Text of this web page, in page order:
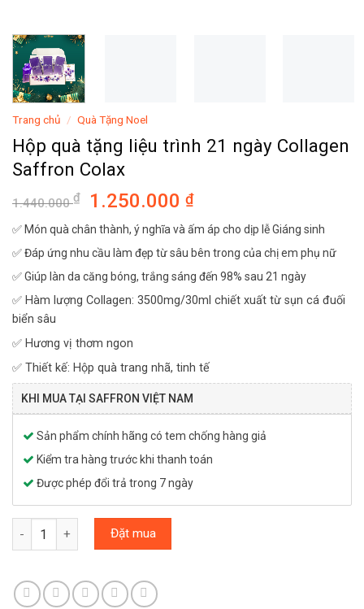
Trang chủ / Quà Tặng Noel
Hộp quà tặng liệu trình 21 ngày Collagen
Saffron Colax
1.440.000₫ 1.250.000 ₫
✅ Món quà chân thành, ý nghĩa và ấm áp cho dịp lễ Giáng sinh
✅ Đáp ứng nhu cầu làm đẹp từ sâu bên trong của chị em phụ nữ
✅ Giúp làn da căng bóng, trắng sáng đến 98% sau 21 ngày
✅ Hàm lượng Collagen: 3500mg/30ml chiết xuất từ sụn cá đuối
biển sâu
✅ Hương vị thơm ngon
✅ Thiết kế: Hộp quà trang nhã, tinh tế
KHI MUA TẠI SAFFRON VIỆT NAM
Sản phẩm chính hãng có tem chống hàng giả
Kiểm tra hàng trước khi thanh toán
Được phép đổi trả trong 7 ngày
Hộp quà tặng liệu trình 21 ngày Collagen Saffron Colax số lượng
Đặt mua